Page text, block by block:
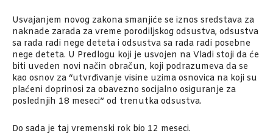
Usvajanjem novog zakona smanjiće se iznos sredstava za
naknade zarada za vreme porodiljskog odsustva, odsustva
sa rada radi nege deteta i odsustva sa rada radi posebne
nege deteta. U Predlogu koji je usvojen na Vladi stoji da će
biti uveden novi način obračun, koji podrazumeva da se
kao osnov za “utvrđivanje visine uzima osnovica na koji su
plaćeni doprinosi za obavezno socijalno osiguranje za
poslednjih 18 meseci” od trenutka odsustva.
Do sada je taj vremenski rok bio 12 meseci.